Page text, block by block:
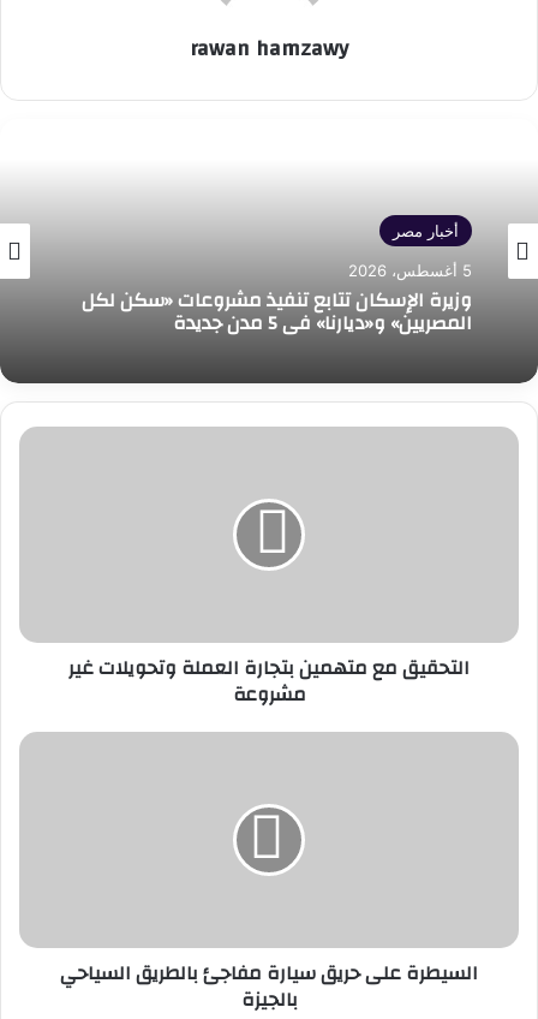
rawan hamzawy
أخبار مصر
5 أغسطس، 2026
وزيرة الإسكان تتابع تنفيذ مشروعات «سكن لكل
المصريين» و«ديارنا» في 5 مدن جديدة
التحقيق
التحقيق مع متهمين بتجارة العملة وتحويلات غير
مشروعة
السيطرة
السيطرة على حريق سيارة مفاجئ بالطريق السياحي
بالجيزة